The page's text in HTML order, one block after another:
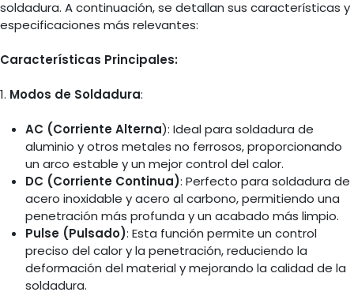
soldadura. A continuación, se detallan sus características y
especificaciones más relevantes:
Características Principales:
1. Modos de Soldadura:
AC (Corriente Alterna): Ideal para soldadura de
aluminio y otros metales no ferrosos, proporcionando
un arco estable y un mejor control del calor.
DC (Corriente Continua): Perfecto para soldadura de
acero inoxidable y acero al carbono, permitiendo una
penetración más profunda y un acabado más limpio.
Pulse (Pulsado): Esta función permite un control
preciso del calor y la penetración, reduciendo la
deformación del material y mejorando la calidad de la
soldadura.